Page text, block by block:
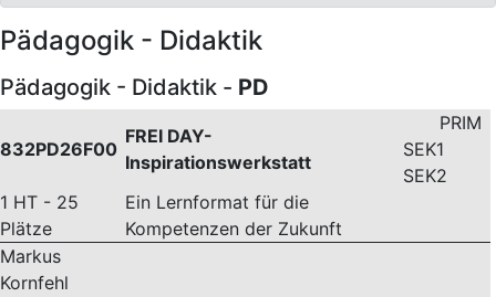
Pädagogik - Didaktik
Pädagogik - Didaktik - PD
832PD26F00
FREI DAY-
Inspirationswerkstatt
PRIM
SEK1
SEK2
1 HT - 25
Plätze
Ein Lernformat für die
Kompetenzen der Zukunft
Markus
Kornfehl